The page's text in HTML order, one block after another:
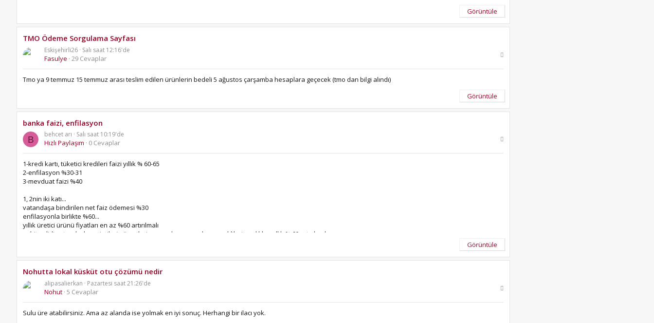
Görüntüle
TMO Ödeme Sorgulama Sayfası
Eskişehirli26 Salı saat 12:16'de
Fasulye 29 Cevaplar
Tmo ya 9 temmuz 15 temmuz arası teslim edilen ürünlerin bedeli 5 ağustos çarşamba hesaplara geçecek (tmo dan bilgi alındı)
Görüntüle
banka faizi, enfilasyon
B
behcet arı Salı saat 10:19'de
Hızlı Paylaşım 0 Cevaplar
1-kredi kartı, tüketici kredileri faizi yıllık % 60-65
2-enfilasyon %30-31
3-mevduat faizi %40
1, 2nin iki katı...
vatandaşa bindirilen net faiz ödemesi %30
enfilasyonla birlikte %60...
yıllık üretici ürünü fiyatları en az %60 artırılmalı
sabit gelirli vatandaşların, işçilerin ücretleri, memurların maaşları, emeklilerin aylıklar yıllık % 60 artırılmalı...
normal değil mi...
vatandaş bu soygunu kaldırmayı, başarabilir mi...
takip edilen ekonomi siyaseti değişir mi...
ne zaman değişir...
Görüntüle
Nohutta lokal küsküt otu çözümü nedir
alipasalierkan Pazartesi saat 21:26'de
Nohut 5 Cevaplar
Sulu üre atabilirsiniz. Ama az alanda ise yolmak en iyi sonuç. Herhangi bir ilacı yok.